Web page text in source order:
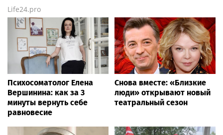
Life24.pro
Психосоматолог Елена
Вершинина: как за 3
минуты вернуть себе
равновесие
Снова вместе: «Близкие
люди» открывают новый
театральный сезон